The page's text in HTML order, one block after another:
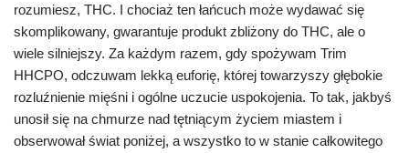
rozumiesz, THC. I chociaż ten łańcuch może wydawać się
skomplikowany, gwarantuje produkt zbliżony do THC, ale o
wiele silniejszy. Za każdym razem, gdy spożywam Trim
HHCPO, odczuwam lekką euforię, której towarzyszy głębokie
rozluźnienie mięśni i ogólne uczucie uspokojenia. To tak, jakbyś
unosił się na chmurze nad tętniącym życiem miastem i
obserwował świat poniżej, a wszystko to w stanie całkowitego